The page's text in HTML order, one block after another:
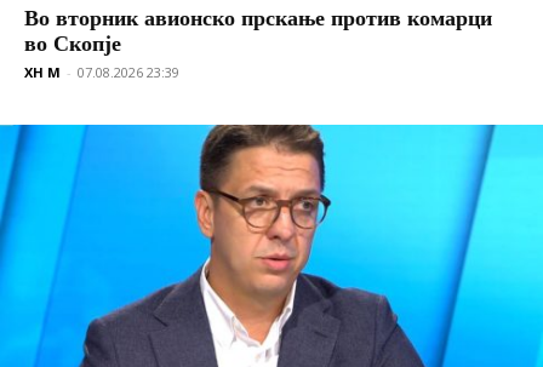
Во вторник авионско прскање против комарци
во Скопје
XH M - 07.08.2026 23:39